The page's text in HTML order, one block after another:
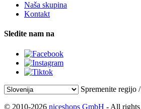
Naša skupina
Kontakt
Sledite nam na
Spremenite regijo
© 2010-2026 niceshops GmbH - All rights